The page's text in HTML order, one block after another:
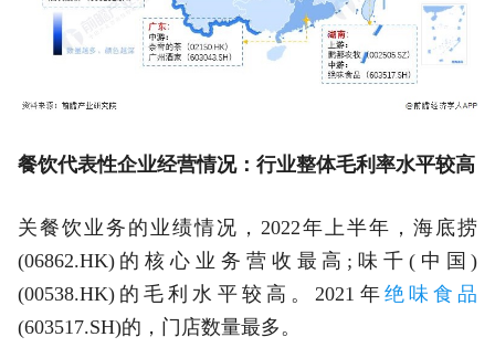
餐饮代表性企业经营情况：行业整体毛利率水平较高
关餐饮业务的业绩情况，2022年上半年，海底捞
(06862.HK)的核心业务营收最高;味千(中国)
(00538.HK)的毛利水平较高。2021年 绝味食品
(603517.SH)的，门店数量最多。